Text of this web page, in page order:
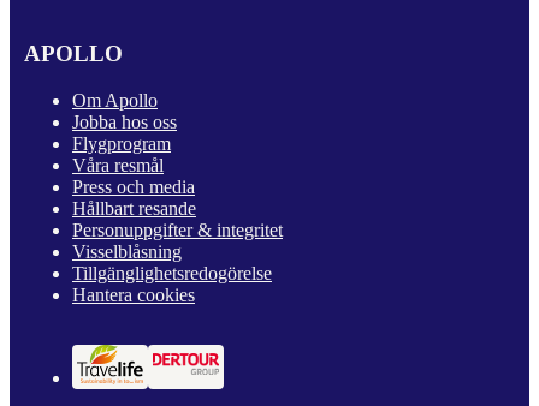
APOLLO
Om Apollo
Jobba hos oss
Flygprogram
Våra resmål
Press och media
Hållbart resande
Personuppgifter & integritet
Visselblåsning
Tillgänglighetsredogörelse
Hantera cookies